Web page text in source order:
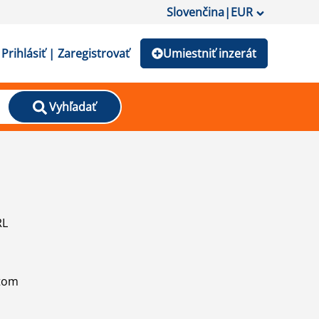
Slovenčina|EUR
Prihlásiť | Zaregistrovať Umiestniť inzerát
Vyhľadať